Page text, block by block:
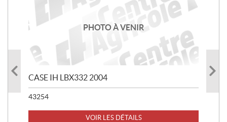
PHOTO À VENIR
CASE IH LBX332 2004
43254
VOIR LES DÉTAILS